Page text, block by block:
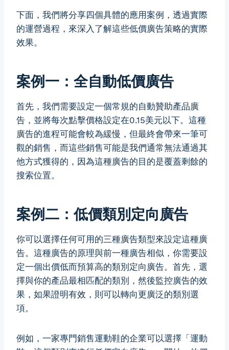
下面，我們將分享四個具體的應用案例，透過實際
的運營過程，來深入了解這些低價廣告策略的實際
效果。
案例一：全自動低價廣告
首先，我們需要設定一個常規的自動贊助產品廣
告，並將每次點擊價格設定在0.15美元以下。這種
廣告的進程可能會較為緩慢，但最終會帶來一筆可
觀的銷售，而這些銷售可能是我們通常無法通過其
他方式獲得的，因為這種廣告的目的是覆蓋剩餘的
搜索位置。
案例二：低價類別定向廣告
你可以選擇任何可用的三種廣告類型來設定這種廣
告。這種廣告的原理與前一種廣告相似，你需要設
定一個出價低而預算高的類別定向廣告。首先，選
擇與你的產品最相匹配的類別，然後監控廣告的效
果，如果證明有效，則可以轉向更廣泛的類別選
項。
例如，一家專門銷售運動鞋的企業可以選擇「運動